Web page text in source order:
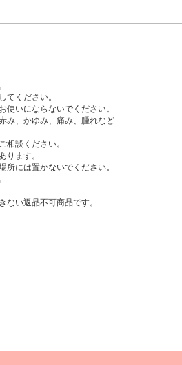
てください。
使いにならないでください。
み、かゆみ、痛み、腫れなど
談ください。
ります。
所には置かないでください。
ない返品不可商品です。